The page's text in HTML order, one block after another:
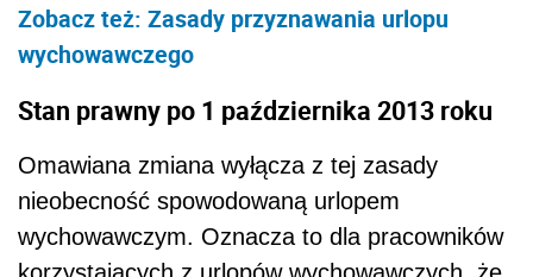
Zobacz też: Zasady przyznawania urlopu
wychowawczego
Stan prawny po 1 października 2013 roku
Omawiana zmiana wyłącza z tej zasady
nieobecność spowodowaną urlopem
wychowawczym. Oznacza to dla pracowników